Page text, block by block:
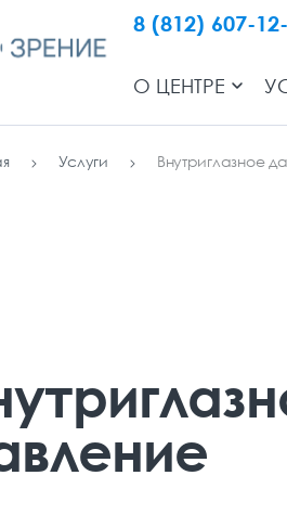
8 (812) 607-
О ЦЕНТРЕ
Услуги Внутриглазное